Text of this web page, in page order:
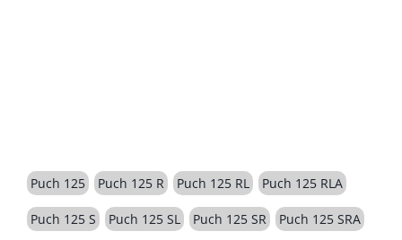
Puch 125 Puch 125 R Puch 125 RL Puch 125 RLA
Puch 125 S Puch 125 SL Puch 125 SR Puch 125 SRA